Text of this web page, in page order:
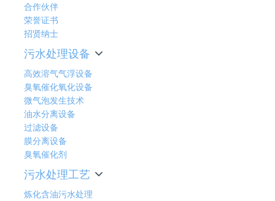
合作伙伴
荣誉证书
招贤纳士
污水处理设备
高效溶气气浮设备
臭氧催化氧化设备
微气泡发生技术
油水分离设备
过滤设备
膜分离设备
臭氧催化剂
污水处理工艺
炼化含油污水处理